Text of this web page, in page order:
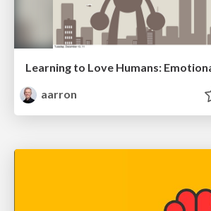
aarron